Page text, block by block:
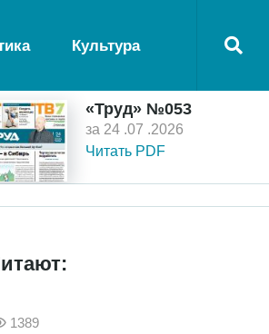
Культура
«Труд» №053
за 24 .07 .2026
Читать PDF
1389